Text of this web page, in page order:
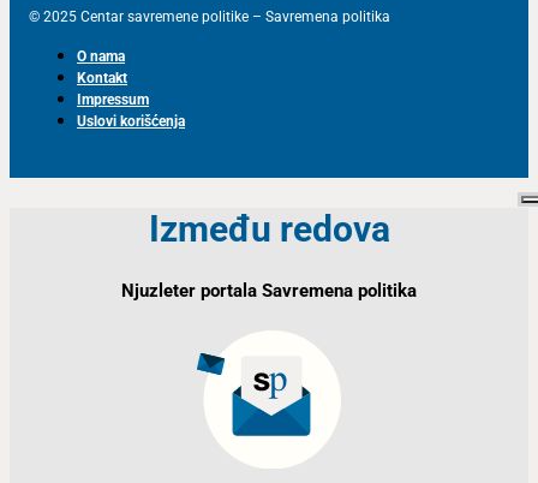
© 2025 Centar savremene politike – Savremena politika
O nama
Kontakt
Impressum
Uslovi korišćenja
Između redova
Njuzleter portala Savremena politika